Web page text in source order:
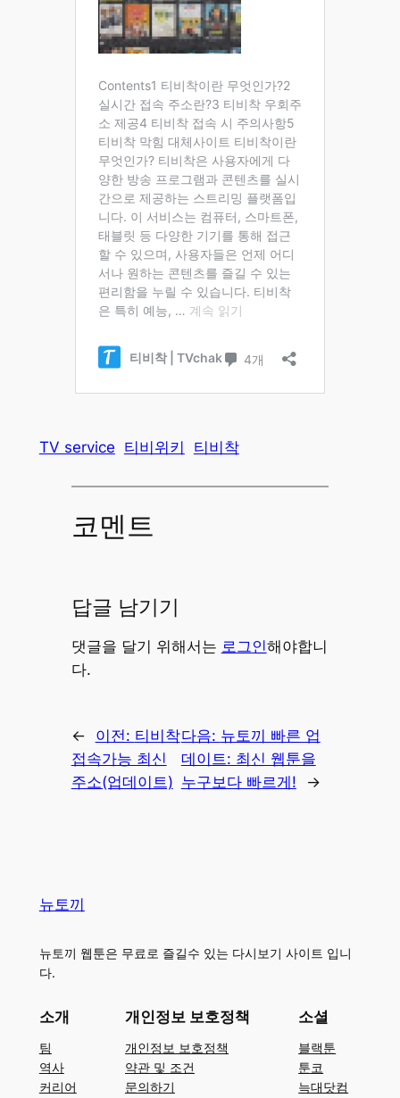
TV service 티비위키 티비착
코멘트
답글 남기기
댓글을 달기 위해서는 로그인해야합니
다.
← 이전: 티비착
접속가능 최신
주소(업데이트)
다음: 뉴토끼 빠른 업
데이트: 최신 웹툰을
누구보다 빠르게!
→
뉴토끼
뉴토끼 웹툰은 무료로 즐길수 있는 다시보기 사이트 입니
다.
소개
팀
역사
커리어
개인정보 보호정책
개인정보 보호정책
약관 및 조건
문의하기
소셜
블랙툰
툰코
늑대닷컴